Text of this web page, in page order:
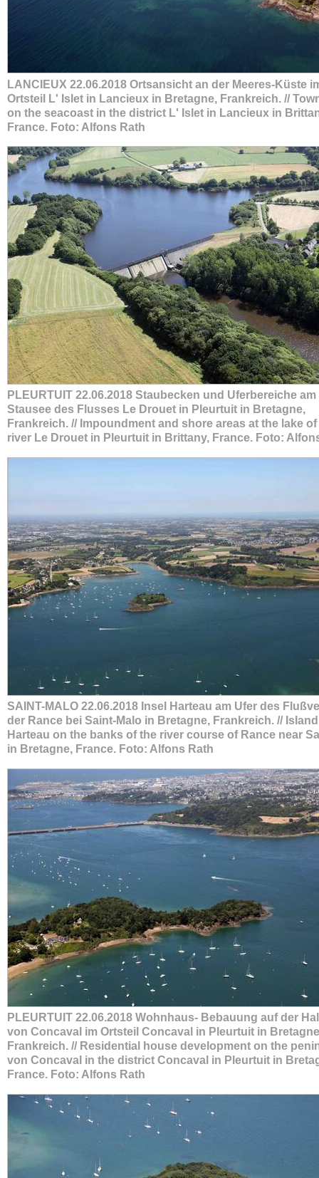
LANCIEUX 22.06.2018 Ortsansicht an der Meeres-Küste
Ortsteil L' Islet in Lancieux in Bretagne, Frankreich. //
on the seacoast in the district L' Islet in Lancieux in
France. Foto: Alfons Rath
PLEURTUIT 22.06.2018 Staubecken und Uferbereiche am
Stausee des Flusses Le Drouet in Pleurtuit in Bretagne,
Frankreich. // Impoundment and shore areas at the lake
river Le Drouet in Pleurtuit in Brittany, France. Foto:
SAINT-MALO 22.06.2018 Insel Harteau am Ufer des
der Rance bei Saint-Malo in Bretagne, Frankreich. // Island
Harteau on the banks of the river course of Rance near
in Bretagne, France. Foto: Alfons Rath
PLEURTUIT 22.06.2018 Wohnhaus- Bebauung auf der
von Concaval im Ortsteil Concaval in Pleurtuit in
Frankreich. // Residential house development on the
von Concaval in the district Concaval in Pleurtuit in
France. Foto: Alfons Rath